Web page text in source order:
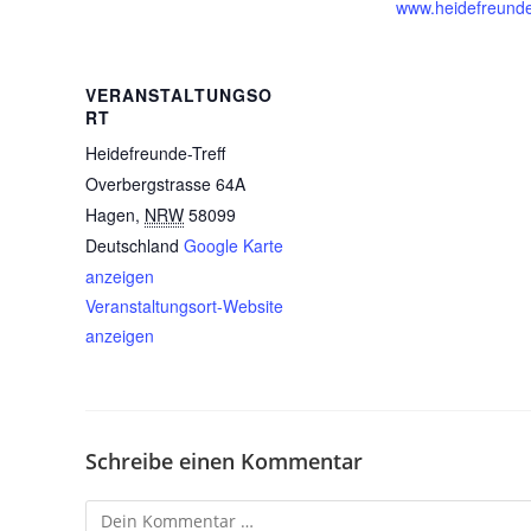
VERANSTALTUNGSO
RT
Heidefreunde-Treff
Overbergstrasse 64A
Hagen, NRW 58099
Deutschland Google Karte
anzeigen
Veranstaltungsort-Website
anzeigen
Schreibe einen Kommentar